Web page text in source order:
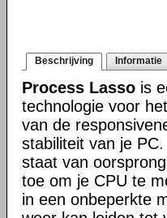
Beschrijving Informatie
Process Lasso is
technologie voor
van de
stabiliteit van je
staat van
toe om je CPU te
in een onbeperkte